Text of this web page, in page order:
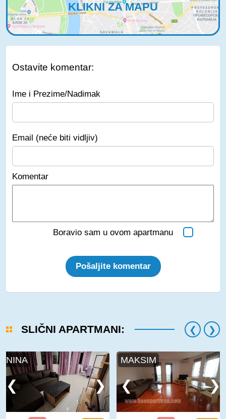
KLIKNI ZA MAPU
Ostavite komentar:
Ime i Prezime/Nadimak
Email (neće biti vidljiv)
Komentar
Boravio sam u ovom apartmanu
Pošaljite komentar
SLIČNI APARTMANI:
NINA MAKSIM